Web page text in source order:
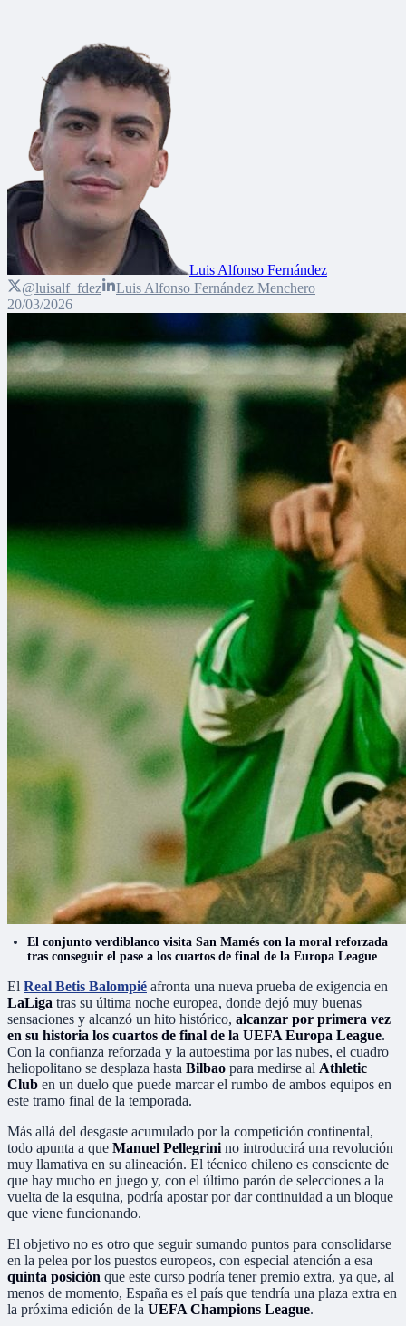
Luis Alfonso Fernández
@luisalf_fdez
Luis Alfonso Fernández Menchero
20/03/2026
El conjunto verdiblanco visita San Mamés con la moral reforzada
tras conseguir el pase a los cuartos de final de la Europa League
El Real Betis Balompié afronta una nueva prueba de exigencia en
LaLiga tras su última noche europea, donde dejó muy buenas
sensaciones y alcanzó un hito histórico, alcanzar por primera vez
en su historia los cuartos de final de la UEFA Europa League.
Con la confianza reforzada y la autoestima por las nubes, el cuadro
heliopolitano se desplaza hasta Bilbao para medirse al Athletic
Club en un duelo que puede marcar el rumbo de ambos equipos en
este tramo final de la temporada.
Más allá del desgaste acumulado por la competición continental,
todo apunta a que Manuel Pellegrini no introducirá una revolución
muy llamativa en su alineación. El técnico chileno es consciente de
que hay mucho en juego y, con el último parón de selecciones a la
vuelta de la esquina, podría apostar por dar continuidad a un bloque
que viene funcionando.
El objetivo no es otro que seguir sumando puntos para consolidarse
en la pelea por los puestos europeos, con especial atención a esa
quinta posición que este curso podría tener premio extra, ya que, al
menos de momento, España es el país que tendría una plaza extra en
la próxima edición de la UEFA Champions League.